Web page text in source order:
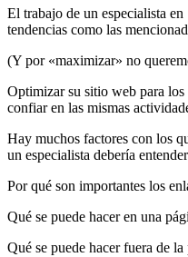
El trabajo de un especialista
tendencias como las
(Y por «maximizar» no
Optimizar su sitio web para los
confiar en las mismas
Hay muchos factores con los
un especialista debería
Por qué son importantes los
Qué se puede hacer en una
Qué se puede hacer fuera de